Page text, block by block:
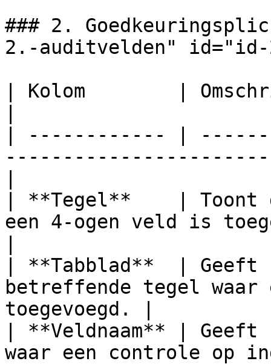
### 2.
2.-auditvelden" id="id-
| Kolom        |
| ------------ |
| **Tegel**    | Toont
een 4-ogen veld is
| **Tabblad**  | Geeft
betreffende tegel waar
toegevoegd. |
| **Veldnaam** |
waar een controle op